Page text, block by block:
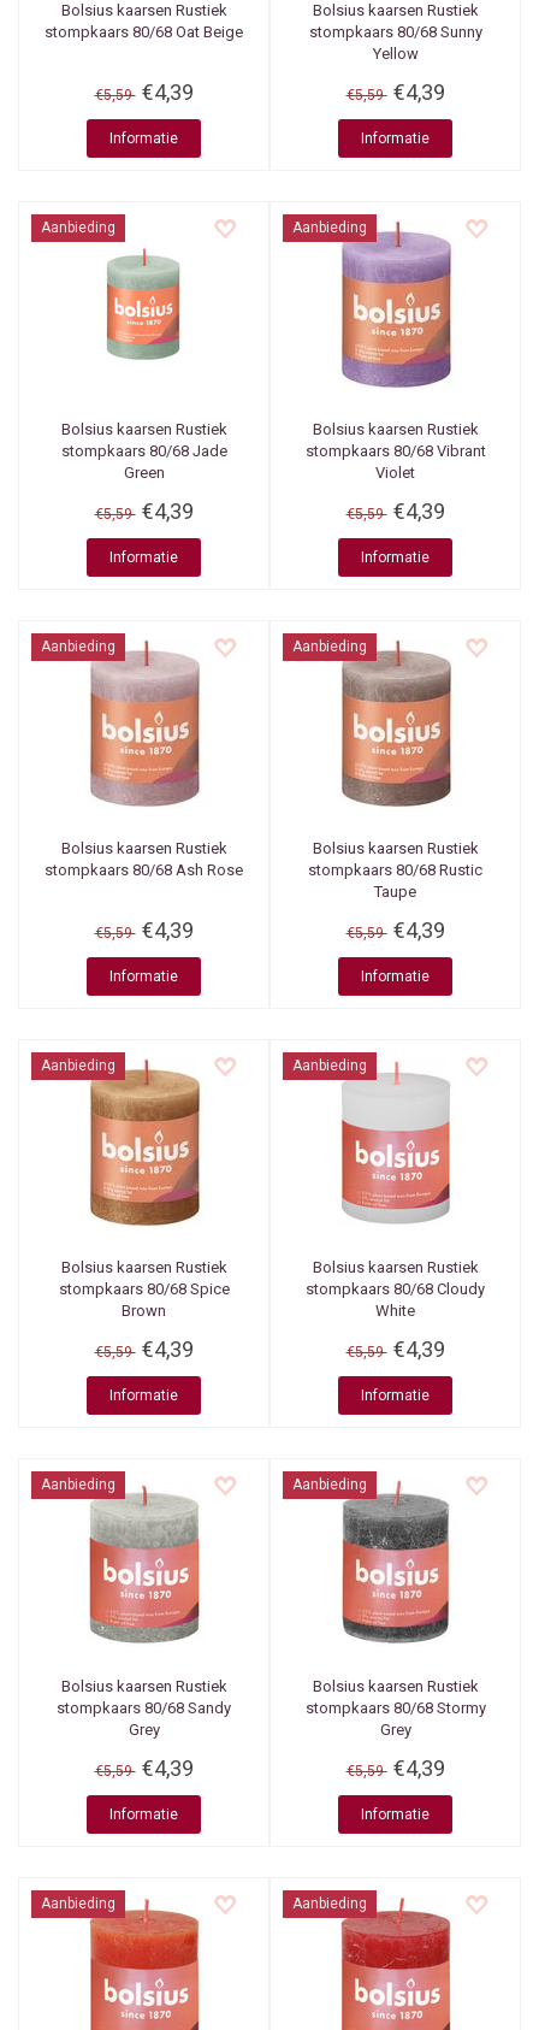
Bolsius kaarsen Rustiek
stompkaars 80/68 Oat Beige
€5,59 €4,39
Informatie
Bolsius kaarsen Rustiek
stompkaars 80/68 Sunny
Yellow
€5,59 €4,39
Informatie
Aanbieding
Bolsius kaarsen Rustiek
stompkaars 80/68 Jade
Green
€5,59 €4,39
Informatie
Aanbieding
Bolsius kaarsen Rustiek
stompkaars 80/68 Vibrant
Violet
€5,59 €4,39
Informatie
Aanbieding
Bolsius kaarsen Rustiek
stompkaars 80/68 Ash Rose
€5,59 €4,39
Informatie
Aanbieding
Bolsius kaarsen Rustiek
stompkaars 80/68 Rustic
Taupe
€5,59 €4,39
Informatie
Aanbieding
Bolsius kaarsen Rustiek
stompkaars 80/68 Spice
Brown
€5,59 €4,39
Informatie
Aanbieding
Bolsius kaarsen Rustiek
stompkaars 80/68 Cloudy
White
€5,59 €4,39
Informatie
Aanbieding
Bolsius kaarsen Rustiek
stompkaars 80/68 Sandy
Grey
€5,59 €4,39
Informatie
Aanbieding
Bolsius kaarsen Rustiek
stompkaars 80/68 Stormy
Grey
€5,59 €4,39
Informatie
Aanbieding Aanbieding